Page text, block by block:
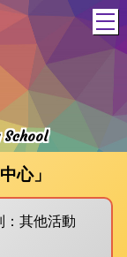
心」
：其他活動